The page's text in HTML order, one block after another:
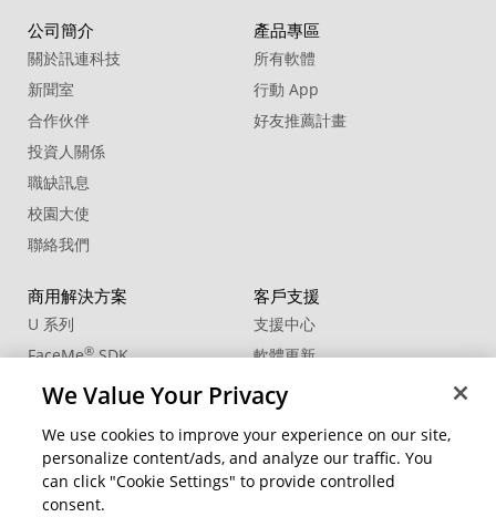
15. Sound Effect - CINEMATIC Whooshing
16. Sound Effect - SCI FI Electricity
17. Sound Effect - SCI FI Menu Close Light
Light 01
20. Sound Effect - SCI FI Menu Open
Light 02
公司簡介
關於訊連科技
新聞室
合作伙伴
投資人關係
職缺訊息
校園大使
聯絡我們
產品專區
所有軟體
行動 App
好友推薦計畫
商用解決方案
U 系列
FaceMe®SDK
客戶支援
支援中心
軟體更新
教學中心
CCP國際專業認證
社群資源
會員專區
變更地區
We Value Your Privacy
We use cookies to improve your experience on our site,
personalize content/ads, and analyze our traffic. You
can click "Cookie Settings" to provide controlled
consent.